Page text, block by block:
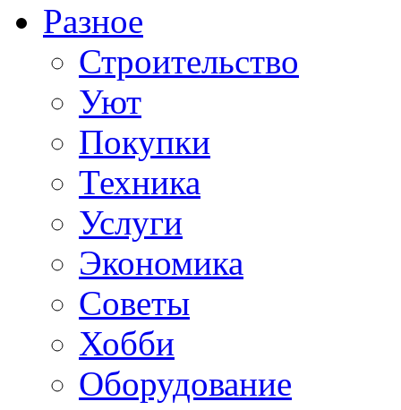
Разное
Строительство
Уют
Покупки
Техника
Услуги
Экономика
Советы
Хобби
Oборудование